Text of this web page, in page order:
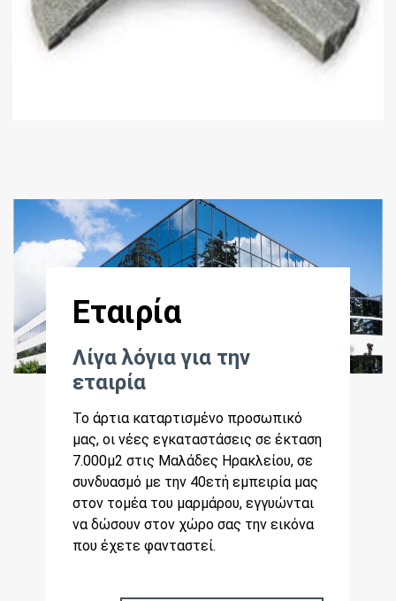
Εταιρία
Λίγα λόγια για την
εταιρία
Το άρτια καταρτισμένο προσωπικό
μας, οι νέες εγκαταστάσεις σε έκταση
7.000μ2 στις Μαλάδες Ηρακλείου, σε
συνδυασμό με την 40ετή εμπειρία μας
στον τομέα του μαρμάρου, εγγυώνται
να δώσουν στον χώρο σας την εικόνα
που έχετε φανταστεί.